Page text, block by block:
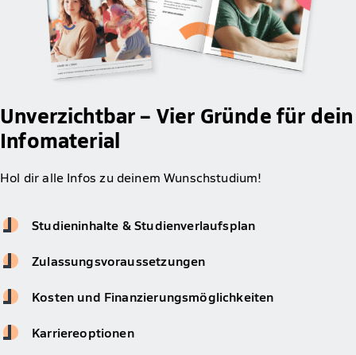
Unverzichtbar – Vier Gründe für dein
Infomaterial
Hol dir alle Infos zu deinem Wunschstudium!
Studieninhalte & Studienverlaufsplan
Zulassungsvoraussetzungen
Kosten und Finanzierungsmöglichkeiten
Karriereoptionen